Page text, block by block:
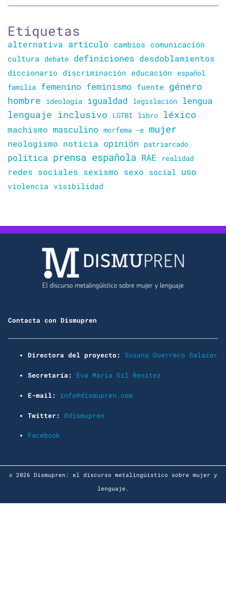
Etiquetas
alternativa artículo cambios comunicación
cultura debate definiciones desdoblamientos
diccionario discriminación educación
español
familia femenino feminismo fuente
género
hombre
ideología igualdad legislación lengua
lenguaje inclusivo LGTBI libro léxico
machismo masculino morfema -e mujer
neologismo noticia opinión patriarcado
política prensa española RAE realidad
redes sociales sexismo sexo social uso
violencia visibilidad
Contacta con Dismupren
Directora del proyecto: Susana Guerrero Salazar
Secretaría: Eva María Gil Benítez
E-mail: info@dismupren.com
Twitter: @dismupren
Facebook
© 2026 Dismupren: el discurso metalingüístico sobre mujer y
lenguaje.